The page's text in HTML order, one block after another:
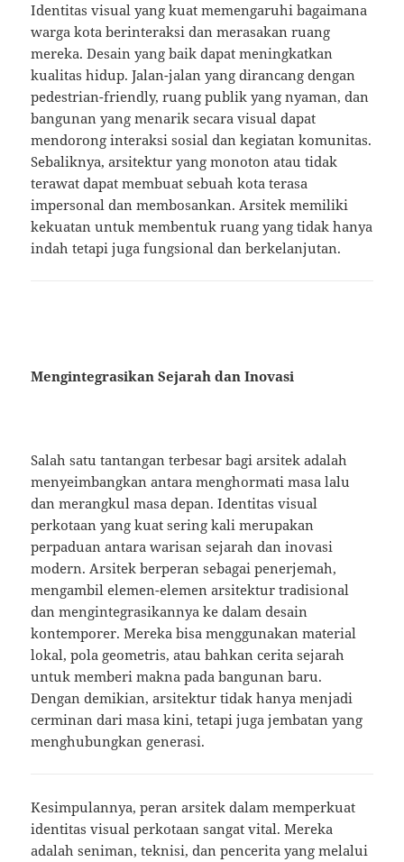
Identitas visual yang kuat memengaruhi bagaimana
warga kota berinteraksi dan merasakan ruang
mereka. Desain yang baik dapat meningkatkan
kualitas hidup. Jalan-jalan yang dirancang dengan
pedestrian-friendly, ruang publik yang nyaman, dan
bangunan yang menarik secara visual dapat
mendorong interaksi sosial dan kegiatan komunitas.
Sebaliknya, arsitektur yang monoton atau tidak
terawat dapat membuat sebuah kota terasa
impersonal dan membosankan. Arsitek memiliki
kekuatan untuk membentuk ruang yang tidak hanya
indah tetapi juga fungsional dan berkelanjutan.
Mengintegrasikan Sejarah dan Inovasi
Salah satu tantangan terbesar bagi arsitek adalah
menyeimbangkan antara menghormati masa lalu
dan merangkul masa depan. Identitas visual
perkotaan yang kuat sering kali merupakan
perpaduan antara warisan sejarah dan inovasi
modern. Arsitek berperan sebagai penerjemah,
mengambil elemen-elemen arsitektur tradisional
dan mengintegrasikannya ke dalam desain
kontemporer. Mereka bisa menggunakan material
lokal, pola geometris, atau bahkan cerita sejarah
untuk memberi makna pada bangunan baru.
Dengan demikian, arsitektur tidak hanya menjadi
cerminan dari masa kini, tetapi juga jembatan yang
menghubungkan generasi.
Kesimpulannya, peran arsitek dalam memperkuat
identitas visual perkotaan sangat vital. Mereka
adalah seniman, teknisi, dan pencerita yang melalui